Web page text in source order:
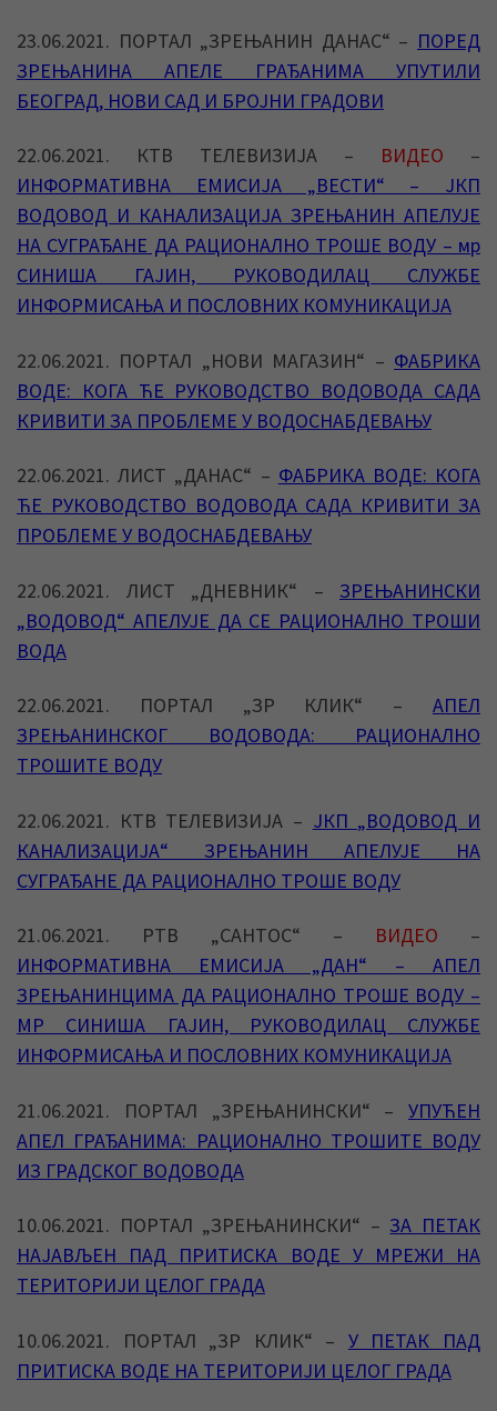
23.06.2021. ПОРТАЛ „ЗРЕЊАНИН ДАНАС“ – ПОРЕД
ЗРЕЊАНИНА АПЕЛЕ ГРАЂАНИМА УПУТИЛИ
БЕОГРАД, НОВИ САД И БРОЈНИ ГРАДОВИ
22.06.2021. КТВ ТЕЛЕВИЗИЈА – ВИДЕО –
ИНФОРМАТИВНА ЕМИСИЈА „ВЕСТИ“ – ЈКП
ВОДОВОД И КАНАЛИЗАЦИЈА ЗРЕЊАНИН АПЕЛУЈЕ
НА СУГРАЂАНЕ ДА РАЦИОНАЛНО ТРОШЕ ВОДУ – мр
СИНИША ГАЈИН, РУКОВОДИЛАЦ СЛУЖБЕ
ИНФОРМИСАЊА И ПОСЛОВНИХ КОМУНИКАЦИЈА
22.06.2021. ПОРТАЛ „НОВИ МАГАЗИН“ – ФАБРИКА
ВОДЕ: КОГА ЋЕ РУКОВОДСТВО ВОДОВОДА САДА
КРИВИТИ ЗА ПРОБЛЕМЕ У ВОДОСНАБДЕВАЊУ
22.06.2021. ЛИСТ „ДАНАС“ – ФАБРИКА ВОДЕ: КОГА
ЋЕ РУКОВОДСТВО ВОДОВОДА САДА КРИВИТИ ЗА
ПРОБЛЕМЕ У ВОДОСНАБДЕВАЊУ
22.06.2021. ЛИСТ „ДНЕВНИК“ – ЗРЕЊАНИНСКИ
„ВОДОВОД“ АПЕЛУЈЕ ДА СЕ РАЦИОНАЛНО ТРОШИ
ВОДА
22.06.2021. ПОРТАЛ „ЗР КЛИК“ – АПЕЛ
ЗРЕЊАНИНСКОГ ВОДОВОДА: РАЦИОНАЛНО
ТРОШИТЕ ВОДУ
22.06.2021. КТВ ТЕЛЕВИЗИЈА – ЈКП „ВОДОВОД И
КАНАЛИЗАЦИЈА“ ЗРЕЊАНИН АПЕЛУЈЕ НА
СУГРАЂАНЕ ДА РАЦИОНАЛНО ТРОШЕ ВОДУ
21.06.2021. РТВ „САНТОС“ – ВИДЕО –
ИНФОРМАТИВНА ЕМИСИЈА „ДАН“ – АПЕЛ
ЗРЕЊАНИНЦИМА ДА РАЦИОНАЛНО ТРОШЕ ВОДУ –
МР СИНИША ГАЈИН, РУКОВОДИЛАЦ СЛУЖБЕ
ИНФОРМИСАЊА И ПОСЛОВНИХ КОМУНИКАЦИЈА
21.06.2021. ПОРТАЛ „ЗРЕЊАНИНСКИ“ – УПУЋЕН
АПЕЛ ГРАЂАНИМА: РАЦИОНАЛНО ТРОШИТЕ ВОДУ
ИЗ ГРАДСКОГ ВОДОВОДА
10.06.2021. ПОРТАЛ „ЗРЕЊАНИНСКИ“ –ЗА ПЕТАК
НАЈАВЉЕН ПАД ПРИТИСКА ВОДЕ У МРЕЖИ НА
ТЕРИТОРИЈИ ЦЕЛОГ ГРАДА
10.06.2021. ПОРТАЛ „ЗР КЛИК“ – У ПЕТАК ПАД
ПРИТИСКА ВОДЕ НА ТЕРИТОРИЈИ ЦЕЛОГ ГРАДА